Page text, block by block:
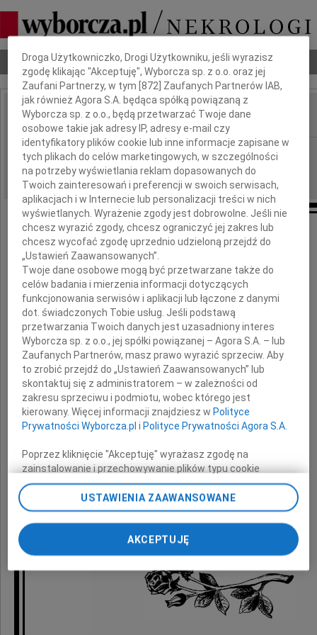
Nekrologi Odeszli Poradnik pogrzebowy
IMIĘ I NAZWISKO:
REGION: Łódź
DATA EMISJI: 26.02.2025
Kasi Polakowskiej
wyrazy głębokiego współczucia i wsparcia
z powodu śmierci
Siostry
składają
koleżanki i koledzy z "Gazety Wyborczej"
Dbamy o Twoją prywatność
Droga Użytkowniczko, Drogi Użytkowniku, jeśli wyrazisz
zgodę klikając "Akceptuję", Wyborcza sp. z o.o. oraz jej
Zaufani Partnerzy, w tym [872 ] Zaufanych Partnerów IAB,
jak również Agora S.A. będąca spółką powiązaną z
Wyborcza sp. z o.o., będą przetwarzać Twoje dane
osobowe takie jak adresy IP, adresy e-mail czy
identyfikatory plików cookie lub inne informacje zapisane w
tych plikach do celów marketingowych, w szczególności
na potrzeby wyświetlania reklam dopasowanych do
Twoich zainteresowań i preferencji w swoich serwisach,
aplikacjach i w Internecie lub personalizacji treści w nich
wyświetlanych. Wyrażenie zgody jest dobrowolne. Jeśli nie
chcesz wyrazić zgody, chcesz ograniczyć jej zakres lub
chcesz wycofać zgodę uprzednio udzieloną przejdź do
„Ustawień Zaawansowanych”.
Twoje dane osobowe mogą być przetwarzane także do
celów badania i mierzenia informacji dotyczących
funkcjonowania serwisów i aplikacji lub łączone z danymi
dot. świadczonych Tobie usług. Jeśli podstawą
przetwarzania Twoich danych jest uzasadniony interes
Wyborcza sp. z o.o., jej spółki powiązanej – Agora S.A. – lub
Zaufanych Partnerów, masz prawo wyrazić sprzeciw. Aby
to zrobić przejdź do „Ustawień Zaawansowanych” lub
skontaktuj się z administratorem – w zależności od
zakresu sprzeciwu i podmiotu, wobec którego jest
kierowany. Więcej informacji znajdziesz w Polityce
Prywatności Wyborcza.pl i Polityce Prywatności Agora S.A.
Poprzez kliknięcie "Akceptuję" wyrażasz zgodę na
zainstalowanie i przechowywanie plików typu cookie
Wyborczej sp. z o. o. jej Zaufanych Partnerów i Agora S.A.
na Twoim urządzeniu końcowym. Możesz też w każdej
chwili zmienić swoje preferencje dot. plików cookie,
ponownie wywołując narzędzie do zarządzania Twoimi
preferencjami dot. przetwarzania danych poprzez
odnośnik „Ustawienia prywatności” w stopce serwisu i
przechodząc do sekcji „Ustawienia zaawansowane”.
Zmiana ustawień plików cookie możliwa jest także za
pomocą ustawień przeglądarki.
USTAWIENIA ZAAWANSOWANE
AKCEPTUJĘ